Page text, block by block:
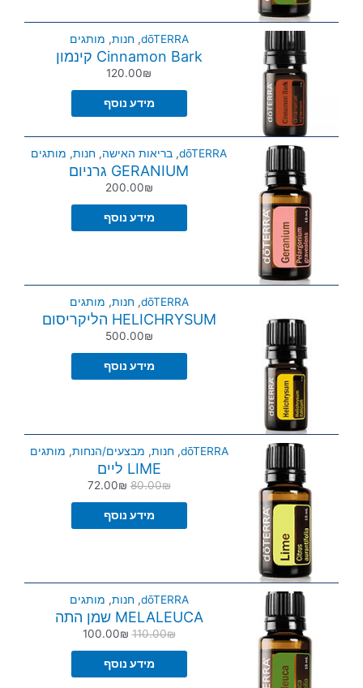
dōTERRA
,חנות, מותגים
Cinnamon Bark קינמון
120.00₪
מידע נוסף
dōTERRA
, בריאות האישה, חנות, מותגים
GERANIUM גרניום
200.00₪
מידע נוסף
dōTERRA
,חנות, מותגים
HELICHRYSUM הליקריסום
500.00₪
מידע נוסף
dōTERRA
,חנות, מבצעים/הנחות, מותגים
LIME ליים
80.00₪
72.00₪
מידע נוסף
dōTERRA
,חנות, מותגים
MELALEUCA שמן התה
110.00₪
100.00₪
מידע נוסף